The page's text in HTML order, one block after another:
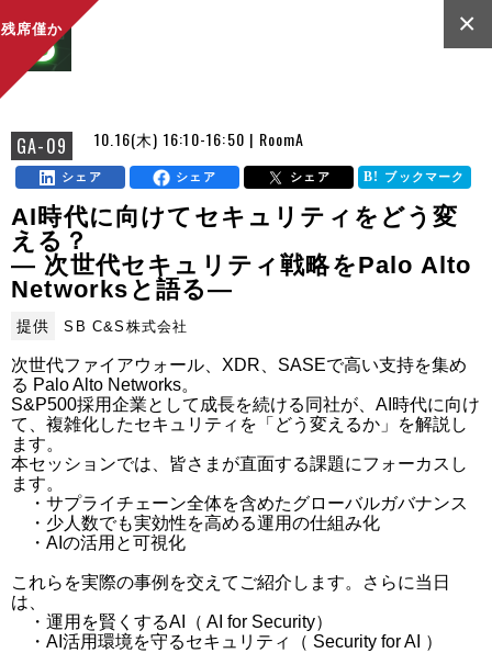
GA-09 10.16(木) 16:10-16:50 | RoomA
×
シェア シェア シェア ブックマーク
残席僅か
AI時代に向けてセキュリティをどう変
える？
― 次世代セキュリティ戦略をPalo Alto
Networksと語る―
提供 SB C&S株式会社
次世代ファイアウォール、XDR、SASEで高い支持を集め
る Palo Alto Networks。
S&P500採用企業として成長を続ける同社が、AI時代に向け
て、複雑化したセキュリティを「どう変えるか」を解説し
ます。
本セッションでは、皆さまが直面する課題にフォーカスし
ます。
・サプライチェーン全体を含めたグローバルガバナンス
・少人数でも実効性を高める運用の仕組み化
・AIの活用と可視化
これらを実際の事例を交えてご紹介します。さらに当日
は、
・運用を賢くするAI（ AI for Security）
・AI活用環境を守るセキュリティ（ Security for AI ）